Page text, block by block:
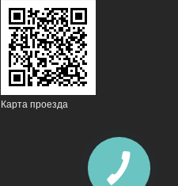
Карта проезда